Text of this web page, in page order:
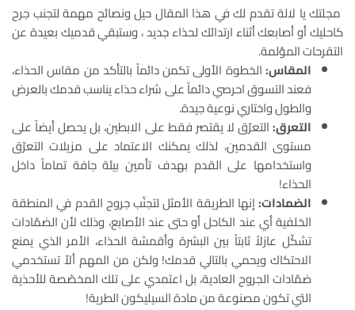
مجلتك يا لالة تقدم لك في هذا المقال حيل ونصائح مهمة لتجنب جرح
كاحليك أو أصابعك أثناء ارتدائك لحذاء جديد ، وستبقي قدميك بعيدة عن
التقرحات المؤلمة.
المقاس:الخطوة الأولى تكمن دائماً بالتأكد من مقاس الحذاء،
فعند التسوق احرصي دائماً على شراء حذاء ‏يناسب قدمك بالعرض
والطول واختاري نوعية جيدة.‏
التعرق:التعرّق لا يقتصر فقط على الابطين، بل يحصل أيضاً على
مستوى القدمين، لذلك يمكنك الاعتماد ‏على مزيلات التعرّق
واستخدامها على القدم بهدف تأمين بيئة جافة تماماً داخل
الحذاء!‏
الضمادات:إنها الطريقة الأمثل لتجنّب جروح القدم في المنطقة
الخلفية أي عند الكاحل أو حتى عند ‏الأصابع، وذلك لأن الضمّادات
تشكّل عازلاً ثابتاً بين البشرة وأقمشة الحذاء، الأمر الذي يمنع
الاحتكاك ‏ويحمي بالتالي قدمك! ولكن من المهم ألاّ تستخدمي
ضمّادات الجروح العادية، بل اعتمدي على تلك ‏المخصّصة للأحذية
التي تكون مصنوعة من مادة السيليكون الطرية!